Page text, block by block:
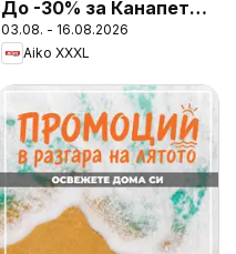
До -30% за Канапета
и Фотьойли
03.08. - 16.08.2026
Aiko XXXL